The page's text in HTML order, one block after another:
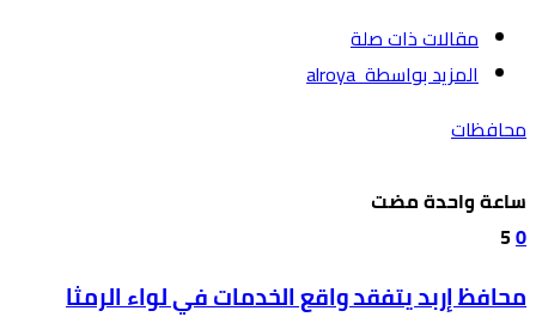
‫مقالات ذات صلة‬
‫‫المزيد بواسطة‬ ‬ alroya
محافظات
‫‫‫‏‫ساعة واحدة مضت‬
0
5
محافظ إربد يتفقد واقع الخدمات في لواء الرمثا